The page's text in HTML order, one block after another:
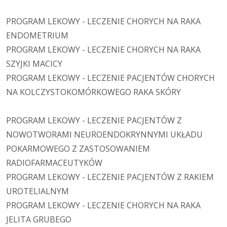
PROGRAM LEKOWY - LECZENIE CHORYCH NA RAKA
ENDOMETRIUM
PROGRAM LEKOWY - LECZENIE CHORYCH NA RAKA
SZYJKI MACICY
PROGRAM LEKOWY - LECZENIE PACJENTÓW CHORYCH
NA KOLCZYSTOKOMÓRKOWEGO RAKA SKÓRY
PROGRAM LEKOWY - LECZENIE PACJENTÓW Z
NOWOTWORAMI NEUROENDOKRYNNYMI UKŁADU
POKARMOWEGO Z ZASTOSOWANIEM
RADIOFARMACEUTYKÓW
PROGRAM LEKOWY - LECZENIE PACJENTÓW Z RAKIEM
UROTELIALNYM
PROGRAM LEKOWY - LECZENIE CHORYCH NA RAKA
JELITA GRUBEGO